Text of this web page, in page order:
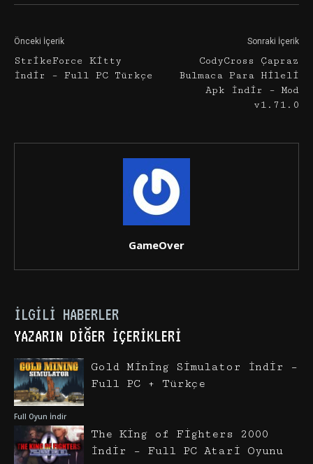
Önceki İçerik
StrikeForce Kitty
İndir – Full PC Türkçe
Sonraki İçerik
CodyCross Çapraz
Bulmaca Para Hileli
Apk İndir – Mod
v1.71.0
GameOver
İLGILI HABERLER
YAZARIN DIĞER İÇERIKLERI
Full Oyun İndir
Gold Mining Simulator İndir –
Full PC + Türkçe
The King of Fighters 2000
İndir – Full PC Atari Oyunu